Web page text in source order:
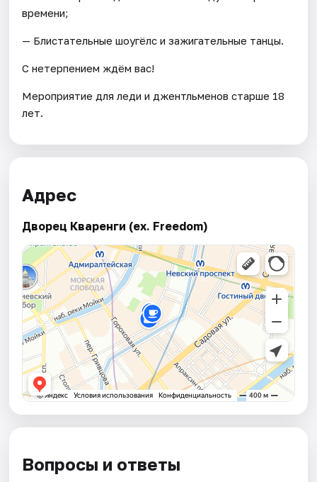
времени;
— Блистательные шоугёлс и зажигательные танцы.
С нетерпением ждём вас!
Мероприятие для леди и джентльменов старше 18
лет.
Адрес
Дворец Кваренги (ex. Freedom)
Вопросы и ответы